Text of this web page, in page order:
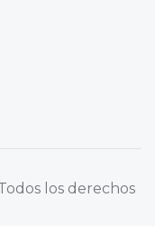
los derechos